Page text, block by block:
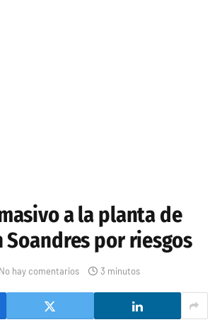
a la planta de
Soandres por riesgos
No hay comentarios 3 minutos